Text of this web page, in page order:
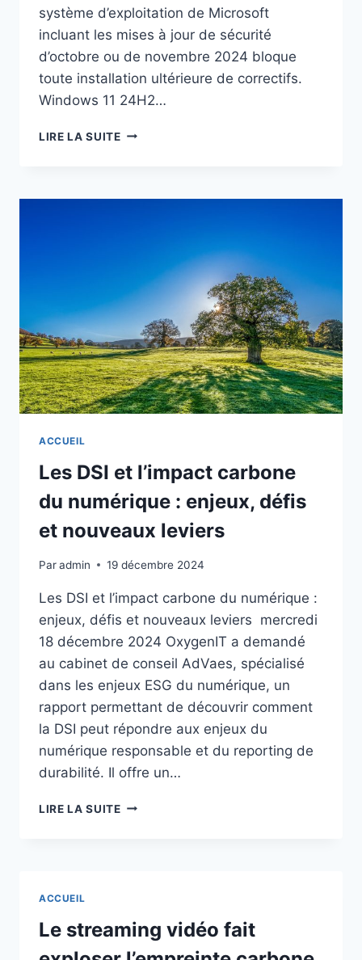
système d’exploitation de Microsoft
incluant les mises à jour de sécurité
d’octobre ou de novembre 2024 bloque
toute installation ultérieure de correctifs.
Windows 11 24H2…
LIRE LA SUITEWINDOWS
UN
DERNIÈRES
MISES
JOUR
DE
SÉCURITÉ
ACCUEIL
Les DSI et l’impact carbone
du numérique : enjeux, défis
et nouveaux leviers
Paradmin 19 décembre 2024
Les DSI et l’impact carbone du numérique :
enjeux, défis et nouveaux leviers mercredi
18 décembre 2024 OxygenIT a demandé
au cabinet de conseil AdVaes, spécialisé
dans les enjeux ESG du numérique, un
rapport permettant de découvrir comment
la DSI peut répondre aux enjeux du
numérique responsable et du reporting de
durabilité. Il offre un…
LIRE LA SUITELES
:
ENJEUX,
DÉFIS
ACCUEIL
Le streaming vidéo fait